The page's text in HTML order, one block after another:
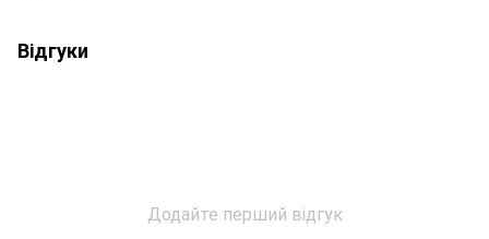
Відгуки
Додайте перший відгук